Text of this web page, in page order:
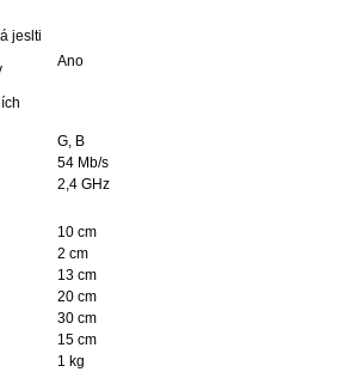
jeslti
Ano
G, B
54 Mb/s
2,4 GHz
10 cm
2 cm
13 cm
20 cm
30 cm
15 cm
1 kg